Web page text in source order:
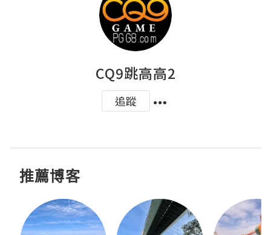
CQ9跳高高2
追蹤
推薦博客